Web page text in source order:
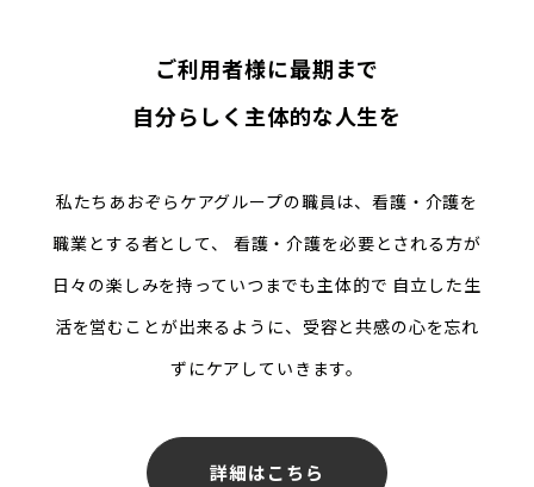
ご利用者様に最期まで
自分らしく主体的な人生を
私たちあおぞらケアグループの職員は、看護・介護を
職業とする者として、
看護・介護を必要とされる方が
日々の楽しみを持っていつまでも主体的で 自立した生
活を営むことが出来るように、受容と共感の心を忘れ
ずにケアしていきます。
詳細はこちら